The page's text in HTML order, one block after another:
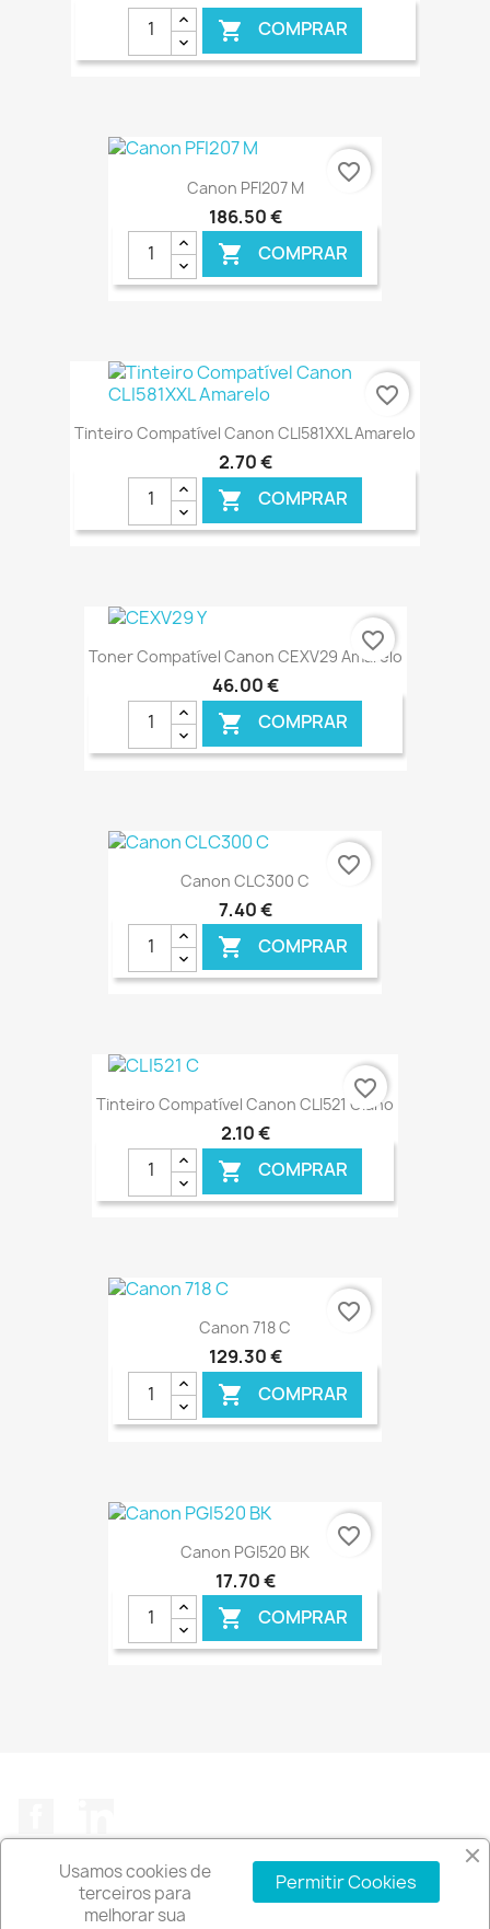
 COMPRAR
Canon PFI207 M
186,50 €
 COMPRAR
€ ONLINE
favorite_border
Tinteiro Compatível Canon CLI581XXL Amarelo
2,70 €
 COMPRAR
favorite_border
Toner Compatível Canon CEXV29 Amarelo
46,00 €
 COMPRAR
€ ONLINE
favorite_border
Canon CLC300 C
7,40 €
 COMPRAR
€ ONLINE
favorite_border
Tinteiro Compatível Canon CLI521 Ciano
2,10 €
 COMPRAR
€ ONLINE
favorite_border
Canon 718 C
129,30 €
 COMPRAR
€ ONLINE
favorite_border
Canon PGI520 BK
17,70 €
 COMPRAR
favorite_border
Usamos cookies de
terceiros para
melhorar sua
Permitir Cookies